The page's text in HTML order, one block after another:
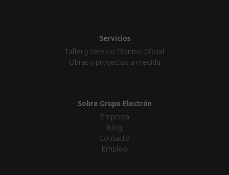
Servicios
Taller y Servicio Técnico Oficial
Obras y proyectos a medida
Sobre Grupo Electrón
Empresa
Blog
Contacto
Empleo